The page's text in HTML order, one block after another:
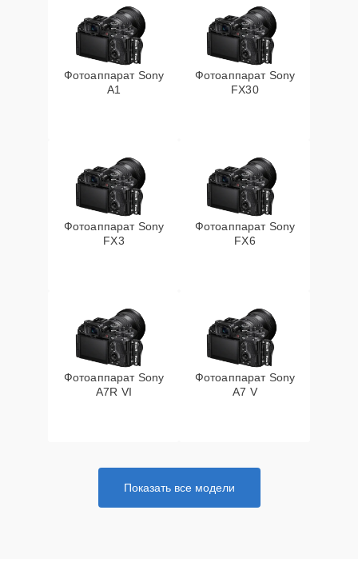
Фотоаппарат Sony
A1
Фотоаппарат Sony
FX30
Фотоаппарат Sony
FX3
Фотоаппарат Sony
FX6
Фотоаппарат Sony
A7R VI
Фотоаппарат Sony
A7 V
Показать все модели